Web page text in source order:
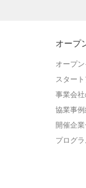
オープ
オープ
スター
事業会
協業事
開催企業
プログ